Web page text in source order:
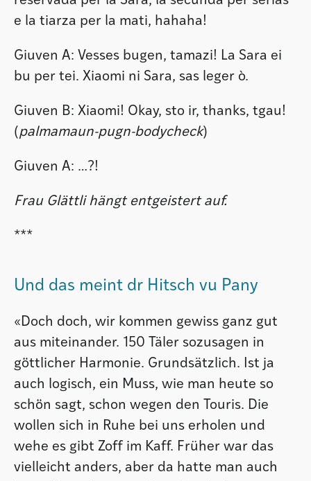
e la tiarza per la mati, hahaha!
Giuven A: Vesses bugen, tamazi! La Sara ei
bu per tei. Xiaomi ni Sara, sas leger ò.
Giuven B: Xiaomi! Okay, sto ir, thanks, tgau!
(palmamaun-pugn-bodycheck)
Giuven A: …?!
Frau Glättli hängt entgeistert auf.
***
Und das meint dr Hitsch vu Pany
«Doch doch, wir kommen gewiss ganz gut
aus miteinander. 150 Täler sozusagen in
göttlicher Harmonie. Grundsätzlich. Ist ja
auch logisch, ein Muss, wie man heute so
schön sagt, schon wegen den Touris. Die
wollen sich in Ruhe bei uns erholen und
wehe es gibt Zoff im Kaff. Früher war das
vielleicht anders, aber da hatte man auch